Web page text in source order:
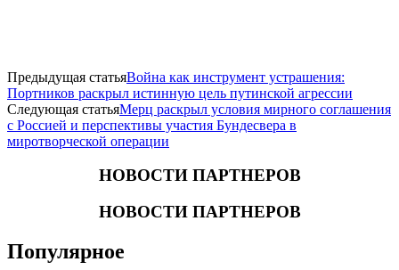
Предыдущая статьяВойна как инструмент устрашения:
Портников раскрыл истинную цель путинской агрессии
Следующая статьяМерц раскрыл условия мирного соглашения
с Россией и перспективы участия Бундесвера в
миротворческой операции
НОВОСТИ ПАРТНЕРОВ
НОВОСТИ ПАРТНЕРОВ
Популярное